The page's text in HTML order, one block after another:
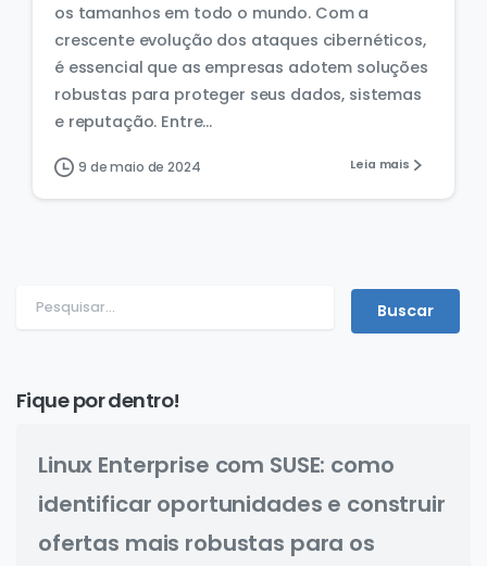
os tamanhos em todo o mundo. Com a
crescente evolução dos ataques cibernéticos,
é essencial que as empresas adotem soluções
robustas para proteger seus dados, sistemas
e reputação. Entre...
9 de maio de 2024 Leia mais
Fique por dentro!
Linux Enterprise com SUSE: como
identificar oportunidades e construir
ofertas mais robustas para os